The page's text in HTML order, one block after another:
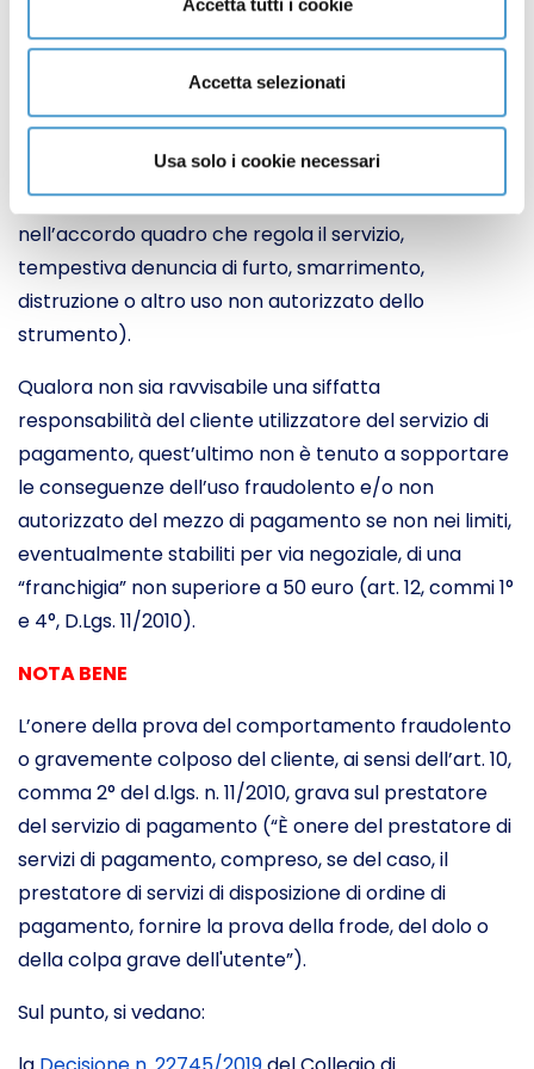
Accetta selezionati
Usa solo i cookie necessari
comportamento fraudolento del medesimo
inadempimento agli obblighi che l’art. 7 del decreto
pone a suo carico (utilizzo dello strumento di
pagamento in conformità ai patti contenuti
nell’accordo quadro che regola il servizio,
tempestiva denuncia di furto, smarrimento,
distruzione o altro uso non autorizzato dello
strumento).
Qualora non sia ravvisabile una siffatta
responsabilità del cliente utilizzatore del servizio di
pagamento, quest’ultimo non è tenuto a sopportare
le conseguenze dell’uso fraudolento e/o non
autorizzato del mezzo di pagamento se non nei limiti,
eventualmente stabiliti per via negoziale, di una
“franchigia” non superiore a 50 euro (art. 12, commi 1°
e 4°, D.Lgs. 11/2010).
NOTA BENE
L’onere della prova del comportamento fraudolento
o gravemente colposo del cliente, ai sensi dell’art. 10,
comma 2° del d.lgs. n. 11/2010, grava sul prestatore
del servizio di pagamento (“È onere del prestatore di
servizi di pagamento, compreso, se del caso, il
prestatore di servizi di disposizione di ordine di
pagamento, fornire la prova della frode, del dolo o
della colpa grave dell'utente”).
Sul punto, si vedano: